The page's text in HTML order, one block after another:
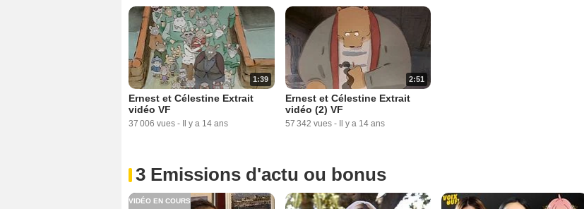
1:39
Ernest et Célestine Extrait
vidéo VF
37 006 vues - Il y a 14 ans
2:51
Ernest et Célestine Extrait
vidéo (2) VF
57 342 vues - Il y a 14 ans
3 Emissions d'actu ou bonus
VIDÉO EN COURS